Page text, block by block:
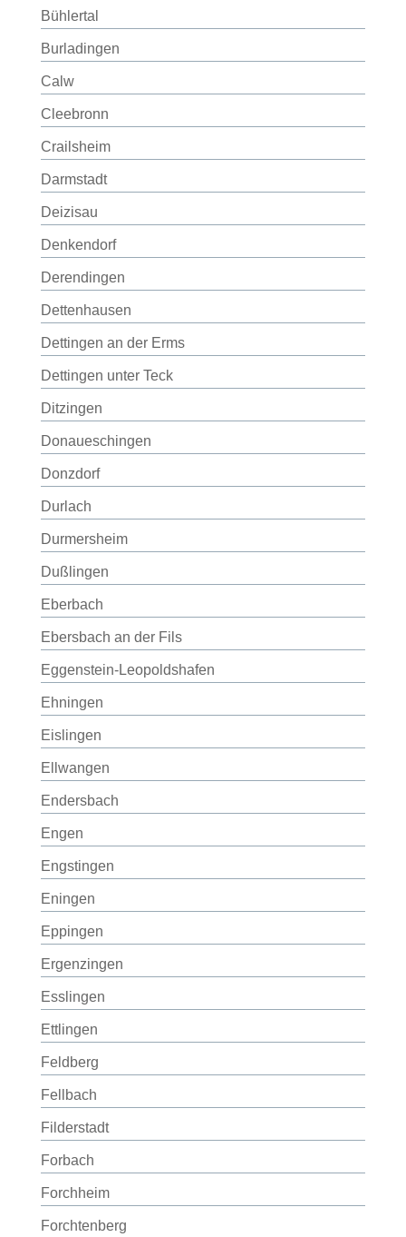
Bühlertal
Burladingen
Calw
Cleebronn
Crailsheim
Darmstadt
Deizisau
Denkendorf
Derendingen
Dettenhausen
Dettingen an der Erms
Dettingen unter Teck
Ditzingen
Donaueschingen
Donzdorf
Durlach
Durmersheim
Dußlingen
Eberbach
Ebersbach an der Fils
Eggenstein-Leopoldshafen
Ehningen
Eislingen
Ellwangen
Endersbach
Engen
Engstingen
Eningen
Eppingen
Ergenzingen
Esslingen
Ettlingen
Feldberg
Fellbach
Filderstadt
Forbach
Forchheim
Forchtenberg